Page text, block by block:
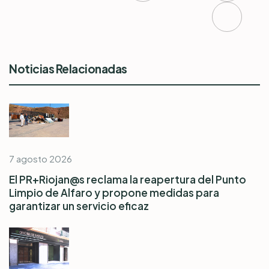
Noticias Relacionadas
7 agosto 2026
El PR+Riojan@s reclama la reapertura del Punto
Limpio de Alfaro y propone medidas para
garantizar un servicio eficaz